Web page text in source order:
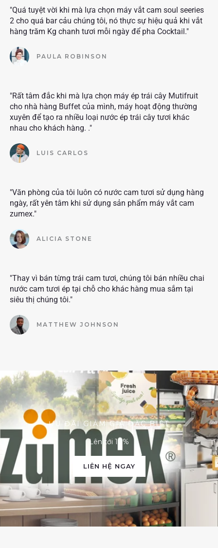
"Quá tuyệt vời khi mà lựa chọn máy vắt cam soul seeries
2 cho quá bar cảu chúng tôi, nó thực sự hiệu quả khi vắt
hàng trăm Kg chanh tươi mỗi ngày để pha Cocktail."
PAULA ROBINSON
"Rất tâm đắc khi mà lựa chọn máy ép trái cây Mutifruit
cho nhà hàng Buffet của mình, máy hoạt động thường
xuyên để tạo ra nhiều loại nước ép trái cây tươi khác
nhau cho khách hàng. ."
LUIS CARLOS
"Văn phòng của tôi luôn có nước cam tươi sử dụng hàng
ngày, rất yên tâm khi sử dụng sản phẩm máy vắt cam
zumex."
ALICIA STONE
"Thay vì bán từng trái cam tươi, chúng tôi bán nhiều chai
nước cam tươi ép tại chỗ cho khác hàng mua sắm tại
siêu thị chúng tôi."
MATTHEW JOHNSON
ƯU ĐÃI GIẢM GIÁ ĐẶC BIỆT
Lên tới 10%
LIÊN HỆ NGAY